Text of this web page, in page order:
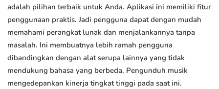
adalah pilihan terbaik untuk Anda. Aplikasi ini memiliki fitur
penggunaan praktis. Jadi pengguna dapat dengan mudah
memahami perangkat lunak dan menjalankannya tanpa
masalah. Ini membuatnya lebih ramah pengguna
dibandingkan dengan alat serupa lainnya yang tidak
mendukung bahasa yang berbeda. Pengunduh musik
mengedepankan kinerja tingkat tinggi pada saat ini.